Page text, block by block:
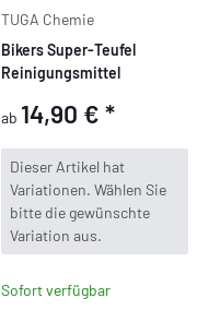
TUGA Chemie
Bikers Super-Teufel
Reinigungsmittel
ab 14,90 € *
x
Dieser Artikel hat
Variationen. Wählen Sie
bitte die gewünschte
Variation aus.
Sofort verfügbar